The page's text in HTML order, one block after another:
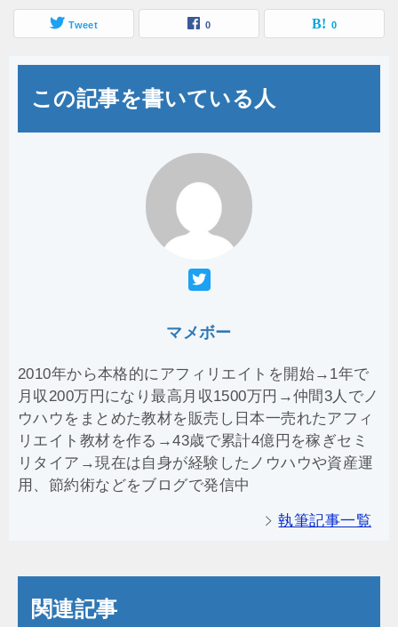
Tweet 0 0
この記事を書いている人
マメボー
2010年から本格的にアフィリエイトを開始→1年で
月収200万円になり最高月収1500万円→仲間3人でノ
ウハウをまとめた教材を販売し日本一売れたアフィ
リエイト教材を作る→43歳で累計4億円を稼ぎセミ
リタイア→現在は自身が経験したノウハウや資産運
用、節約術などをブログで発信中
執筆記事一覧
関連記事